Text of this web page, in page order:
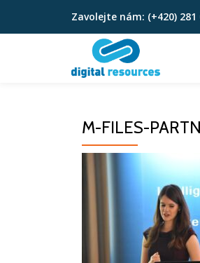
Přeskočit
Zavolejte nám: (+420) 281
M-FILES-